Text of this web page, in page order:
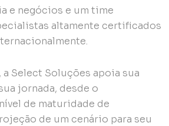
e negócios e um time
altamente certificados
a Select Soluções apoia sua
jornada, desde o
de maturidade de
de um cenário para seu